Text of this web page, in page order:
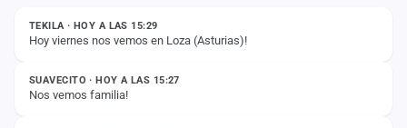
TEKILA · HOY A LAS 15:29
Hoy viernes nos vemos en Loza (Asturias)!
ESTADO
SUAVECITO · HOY A LAS 15:27
Nos vemos familia!
ESTADO